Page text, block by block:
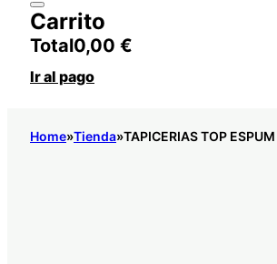
Carrito
Total0,00 €
Ir al pago
Home Tienda TAPICERIAS TOP